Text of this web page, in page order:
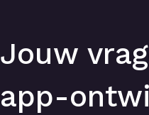
Jouw
app-